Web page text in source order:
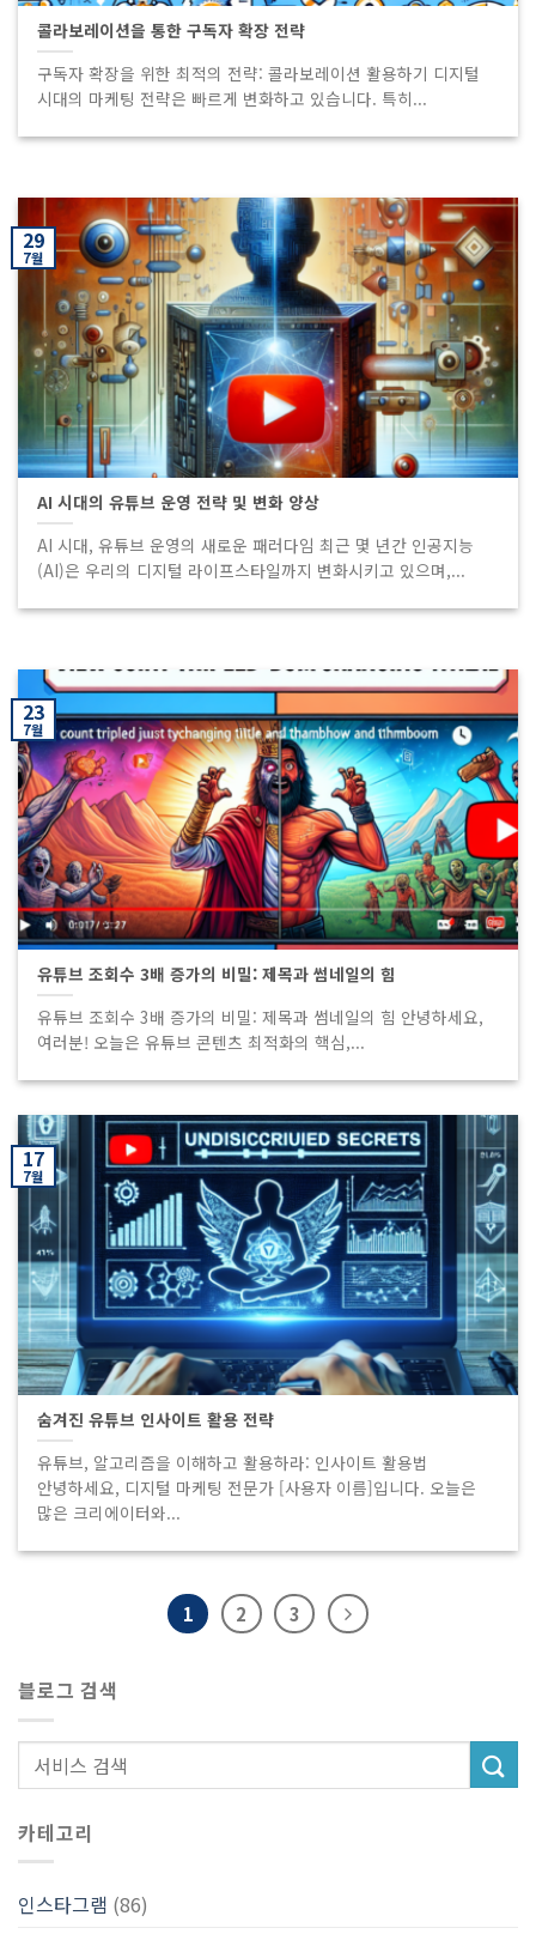
콜라보레이션을 통한 구독자 확장 전략
구독자 확장을 위한 최적의 전략: 콜라보레이션 활용하기 디지털
시대의 마케팅 전략은 빠르게 변화하고 있습니다. 특히...
AI 시대의 유튜브 운영 전략 및 변화 양상
AI 시대, 유튜브 운영의 새로운 패러다임 최근 몇 년간 인공지능
(AI)은 우리의 디지털 라이프스타일까지 변화시키고 있으며,...
29
7월
유튜브 조회수 3배 증가의 비밀: 제목과 썸네일의 힘
유튜브 조회수 3배 증가의 비밀: 제목과 썸네일의 힘 안녕하세요,
여러분! 오늘은 유튜브 콘텐츠 최적화의 핵심,...
23
7월
숨겨진 유튜브 인사이트 활용 전략
유튜브, 알고리즘을 이해하고 활용하라: 인사이트 활용법
안녕하세요, 디지털 마케팅 전문가 [사용자 이름]입니다. 오늘은
많은 크리에이터와...
17
7월
1 2 3
블로그 검색
카테고리
인스타그램 (86)